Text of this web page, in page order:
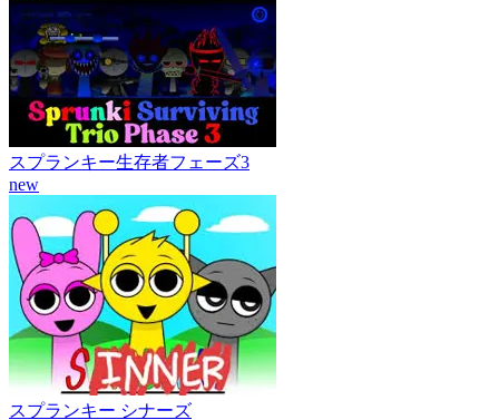
スプランキー生存者フェーズ3
new
スプランキー シナーズ